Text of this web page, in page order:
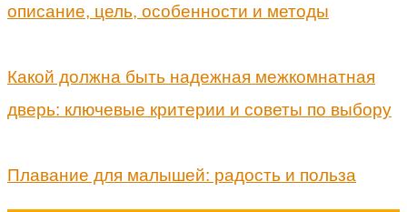
описание, цель, особенности и методы
Какой должна быть надежная межкомнатная
дверь: ключевые критерии и советы по выбору
Плавание для малышей: радость и польза